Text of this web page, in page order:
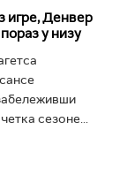
игре, Денвер
у низу
сезоне...